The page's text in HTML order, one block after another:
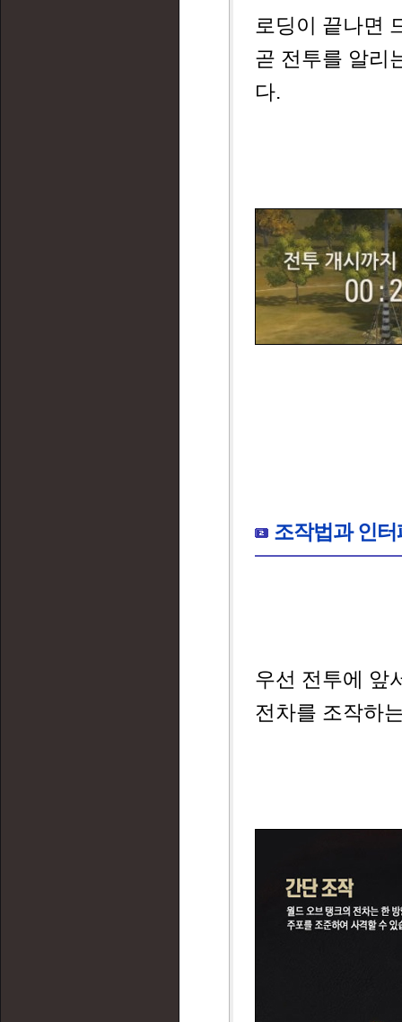
로딩이 끝나면
곧 전투를 알리
다.
조작법과 인
우선 전투에 앞
전차를 조작하